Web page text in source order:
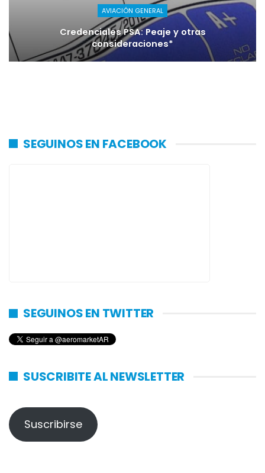
AVIACIÓN GENERAL
Credenciales PSA: Peaje y otras
consideraciones*
SEGUINOS EN FACEBOOK
SEGUINOS EN TWITTER
SUSCRIBITE AL NEWSLETTER
Suscribirse